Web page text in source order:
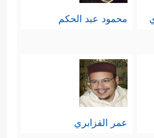
محمود عبد الحكم
عمر القزابري